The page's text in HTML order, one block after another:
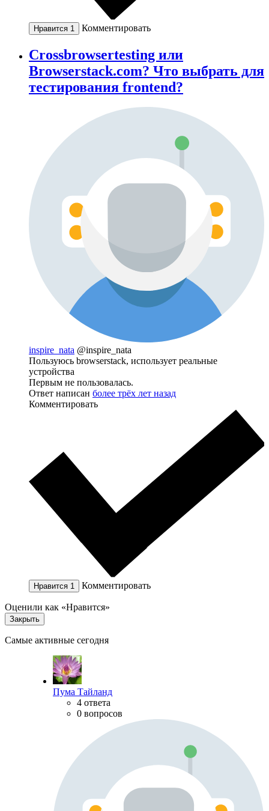
Нравится 1 Комментировать
Сrossbrowsertesting или
Browserstack.com? Что выбрать для
тестирования frontend?
inspire_nata @inspire_nata
Пользуюсь browserstack, использует реальные
устройства
Первым не пользовалась.
Ответ написан более трёх лет назад
Комментировать
Нравится 1 Комментировать
Оценили как «Нравится»
Закрыть
Самые активные сегодня
Пума Тайланд
4 ответа
0 вопросов